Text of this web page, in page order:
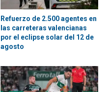
Refuerzo de 2.500 agentes en
las carreteras valencianas
por el eclipse solar del 12 de
agosto